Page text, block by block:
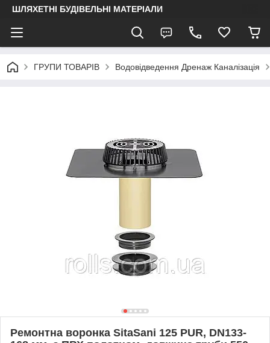
ШЛЯХЕТНІ БУДІВЕЛЬНІ МАТЕРІАЛИ
ГРУПИ ТОВАРІВ Водовідведення Дренаж Каналізація
Ремонтна воронка SitaSani 125 PUR, DN133-